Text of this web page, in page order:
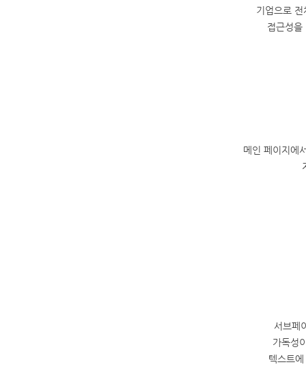
기업으로
접근성을
메인 페이지에
서브페
가독성
텍스트